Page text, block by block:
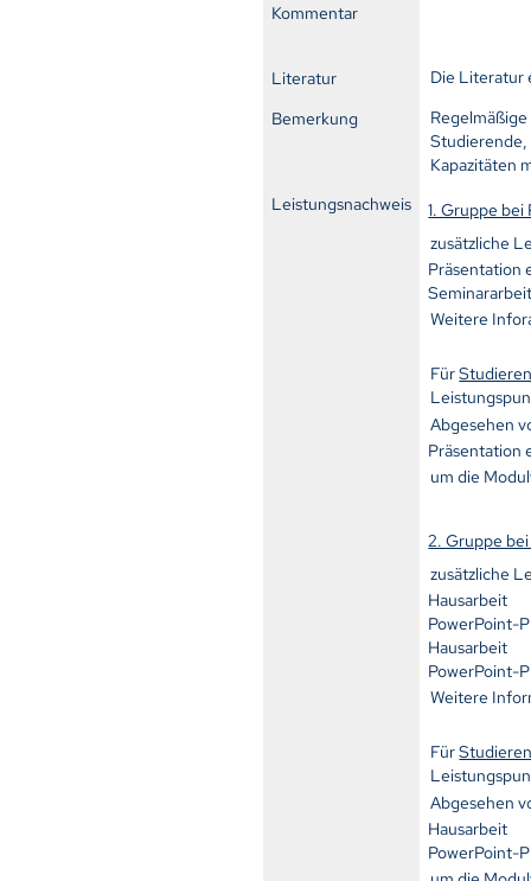
Kommentar
Literatur
Die Literatur
Bemerkung
Studierende,
Kapazitäten
Leistungsnachweis
1. Gruppe bei
zusätzliche
Präsentation
Weitere
Für
Abgesehen
Präsentation
um die
2. Gruppe
zusätzliche
Hausarbeit
PowerPoint-
Hausarbeit
PowerPoint-
Weitere
Für
Abgesehen
Hausarbeit
PowerPoint-